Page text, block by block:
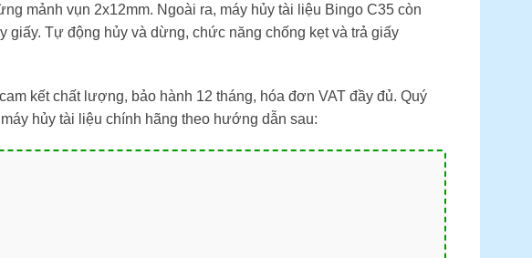
mảnh vụn 2x12mm. Ngoài ra, máy hủy tài liệu Bingo C35 còn
Tự động hủy và dừng, chức năng chống kẹt và trả giấy
kết chất lượng, bảo hành 12 tháng, hóa đơn VAT đầy đủ. Quý
hủy tài liệu chính hãng theo hướng dẫn sau: